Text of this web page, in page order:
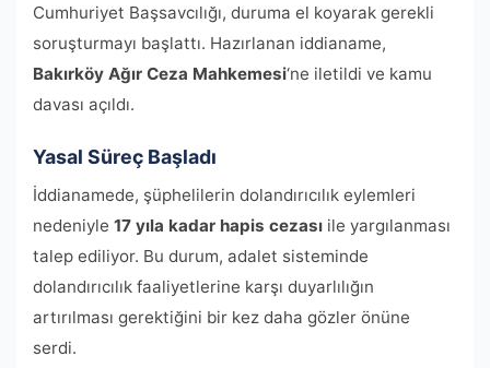
Cumhuriyet Başsavcılığı, duruma el koyarak gerekli
soruşturmayı başlattı. Hazırlanan iddianame,
Bakırköy Ağır Ceza Mahkemesi‘ne iletildi ve kamu
davası açıldı.
Yasal Süreç Başladı
İddianamede, şüphelilerin dolandırıcılık eylemleri
nedeniyle 17 yıla kadar hapis cezası ile yargılanması
talep ediliyor. Bu durum, adalet sisteminde
dolandırıcılık faaliyetlerine karşı duyarlılığın
artırılması gerektiğini bir kez daha gözler önüne
serdi.